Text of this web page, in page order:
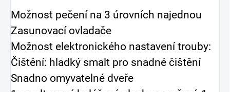
Možnost pečení na 3 úrovních najednou
Zasunovací ovladače
Možnost elektronického nastavení trouby:
Čištění: hladký smalt pro snadné čištění
Snadno omyvatelné dveře